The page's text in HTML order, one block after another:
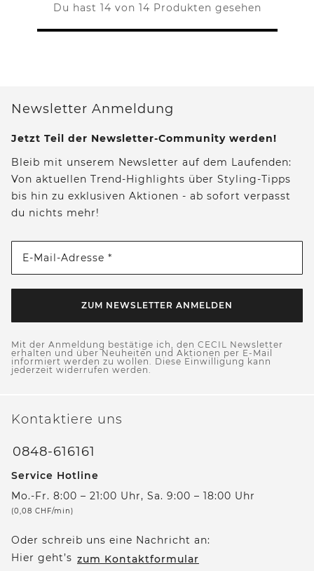
Du hast 14 von 14 Produkten gesehen
Newsletter Anmeldung
Jetzt Teil der Newsletter-Community werden!
Bleib mit unserem Newsletter auf dem Laufenden:
Von aktuellen Trend-Highlights über Styling-Tipps
bis hin zu exklusiven Aktionen - ab sofort verpasst
du nichts mehr!
E-Mail-Adresse *
ZUM NEWSLETTER ANMELDEN
Mit der Anmeldung bestätige ich, den CECIL Newsletter
erhalten und über Neuheiten und Aktionen per E-Mail
informiert werden zu wollen. Diese Einwilligung kann
jederzeit widerrufen werden.
Kontaktiere uns
0848-616161
Service Hotline
Mo.-Fr. 8:00 – 21:00 Uhr, Sa. 9:00 – 18:00 Uhr
(0,08 CHF/min)
Oder schreib uns eine Nachricht an:
Hier geht’s zum Kontaktformular